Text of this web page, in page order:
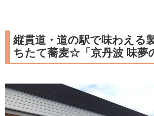
縦貫道・道の駅で味わえる
ちたて蕎麦☆「京丹波 味夢